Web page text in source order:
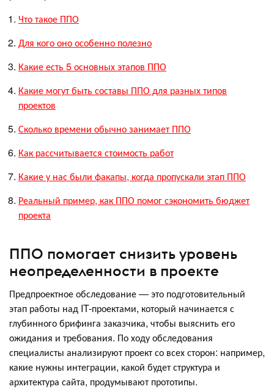
Что такое ППО
Для кого оно особенно полезно
Какие есть 5 основных этапов ППО
Какие могут быть составы ППО для разных типов
проектов
Сколько времени обычно занимает ППО
Как рассчитывается стоимость работ
Какие у нас были факапы, когда пропускали этап ППО
Реальный пример, как ППО помог сэкономить бюджет
проекта
ППО помогает снизить уровень
неопределенности в проекте
Предпроектное обследование — это подготовительный
этап работы над IT-проектами, который начинается с
глубинного брифинга заказчика, чтобы выяснить его
ожидания и требования. По ходу обследования
специалисты анализируют проект со всех сторон: например,
какие нужны интеграции, какой будет структура и
архитектура сайта, продумывают прототипы.